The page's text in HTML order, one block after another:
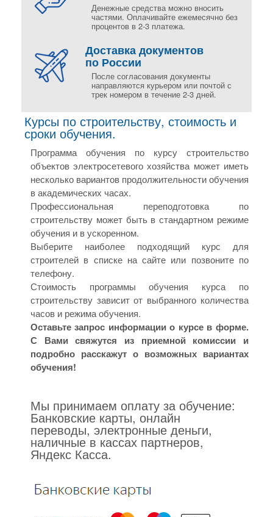
Денежные средства можно вносить
частями. Оплачивайте ежемесячно без
процентов в 2-3 платежа.
Доставка документов
по России
После согласования документы
направляются курьером или почтой с
трек номером в течение 2-3 дней.
Курсы по строительству, стоимость и
сроки обучения.
Программа обучения по курсу строительство
объектов электросетевого хозяйства может иметь
несколько вариантов продолжительности обучения
в академических часах.
Профессиональная переподготовка по
строительству может быть в стандартном режиме
обучения и в ускоренном.
Выберите наиболее подходящий курс для
строителей в списке на сайте или позвоните по
телефону.
Стоимость программы обучения курса по
строительству зависит от выбранного количества
часов и режима обучения.
Оставьте запрос информации о курсе в форме.
С Вами свяжутся из приемной комиссии и
подробно расскажут о возможных вариантах
обучения!
Мы принимаем оплату за обучение:
Банковские карты, онлайн
переводы, электронные деньги,
наличные в кассах партнеров,
Яндекс Касса.